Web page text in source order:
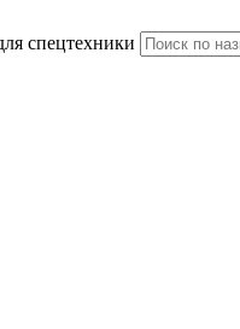
спецтехники